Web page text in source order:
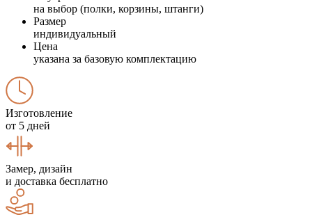
на выбор (полки, корзины, штанги)
Размер
индивидуальный
Цена
указана за базовую комплектацию
Изготовление
от 5 дней
Замер, дизайн
и доставка бесплатно